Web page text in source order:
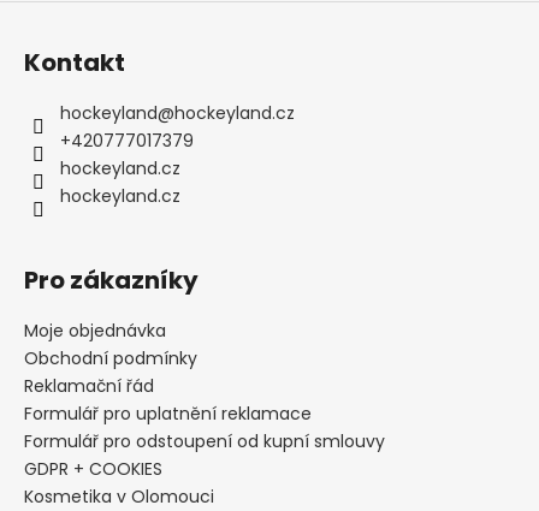
Kontakt
hockeyland@hockeyland.cz
+420777017379
hockeyland.cz
hockeyland.cz
Pro zákazníky
Moje objednávka
Obchodní podmínky
Reklamační řád
Formulář pro uplatnění reklamace
Formulář pro odstoupení od kupní smlouvy
GDPR + COOKIES
Kosmetika v Olomouci